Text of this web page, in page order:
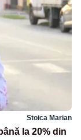
Stoica Marian
la 20% din